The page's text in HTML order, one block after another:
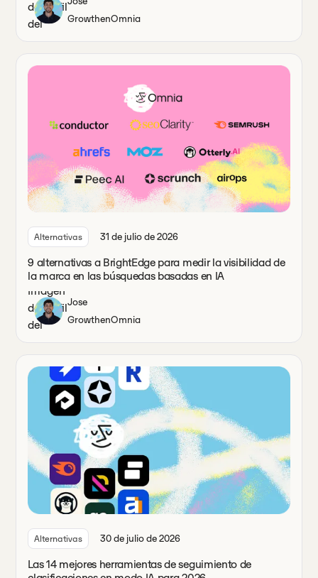
GrowthenOmnia
Alternativas 31 de julio de 2026
9 alternativas a BrightEdge para medir la visibilidad de
la marca en las búsquedas basadas en IA
Jose
GrowthenOmnia
Alternativas 30 de julio de 2026
Las 14 mejores herramientas de seguimiento de